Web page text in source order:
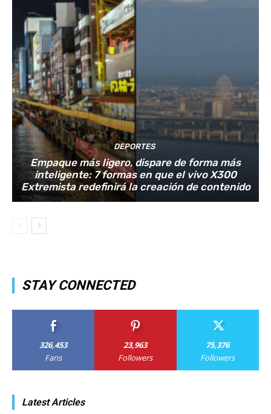
DEPORTES
Empaque más ligero, dispare de forma más
inteligente: 7 formas en que el vivo X300
Extremista redefinirá la creación de contenido
STAY CONNECTED
326,453
Fans
23,963
Followers
75,376
Followers
Latest Articles